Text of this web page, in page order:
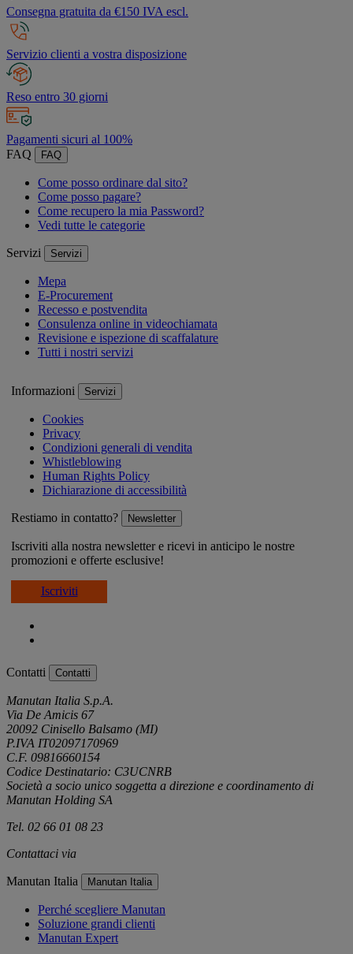
Consegna gratuita da €150 IVA escl.
Servizio clienti a vostra disposizione
Reso entro 30 giorni
Pagamenti sicuri al 100%
FAQ
FAQ
Come posso ordinare dal sito?
Come posso pagare?
Come recupero la mia Password?
Vedi tutte le categorie
Servizi Servizi
Mepa
E-Procurement
Recesso e postvendita
Consulenza online in videochiamata
Revisione e ispezione di scaffalature
Tutti i nostri servizi
Informazioni Servizi
Cookies
Privacy
Condizioni generali di vendita
Whistleblowing
Human Rights Policy
Dichiarazione di accessibilità
Restiamo in contatto? Newsletter
Iscriviti alla nostra newsletter e ricevi in anticipo le nostre
promozioni e offerte esclusive!
Iscriviti
Contatti Contatti
Manutan Italia S.p.A.
Via De Amicis 67
20092 Cinisello Balsamo (MI)
P.IVA IT02097170969
C.F. 09816660154
Codice Destinatario: C3UCNRB
Società a socio unico soggetta a direzione e coordinamento di
Manutan Holding SA
Tel. 02 66 01 08 23
Contattaci via
Manutan Italia Manutan Italia
Perché scegliere Manutan
Soluzione grandi clienti
Manutan Expert